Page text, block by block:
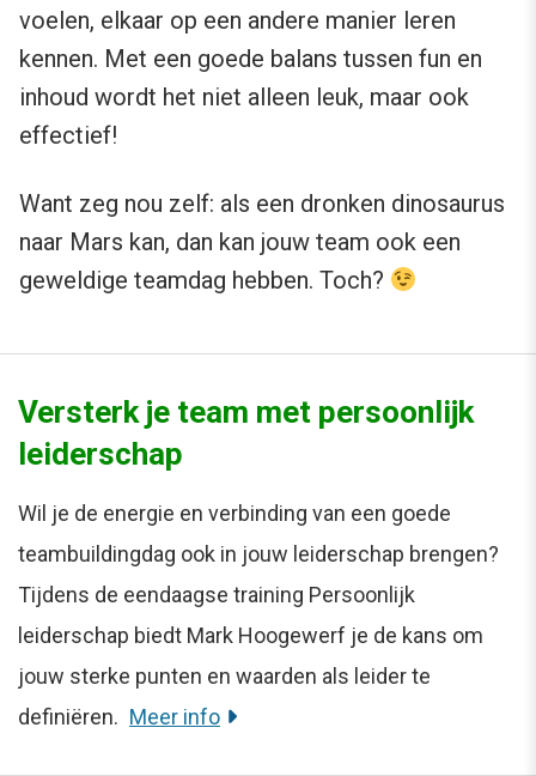
voelen, elkaar op een andere manier leren
kennen. Met een goede balans tussen fun en
inhoud wordt het niet alleen leuk, maar ook
effectief!
Want zeg nou zelf: als een dronken dinosaurus
naar Mars kan, dan kan jouw team ook een
geweldige teamdag hebben. Toch?
Versterk je team met persoonlijk
leiderschap
Wil je de energie en verbinding van een goede
teambuildingdag ook in jouw leiderschap brengen?
Tijdens de eendaagse training Persoonlijk
leiderschap biedt Mark Hoogewerf je de kans om
jouw sterke punten en waarden als leider te
definiëren. Meer info